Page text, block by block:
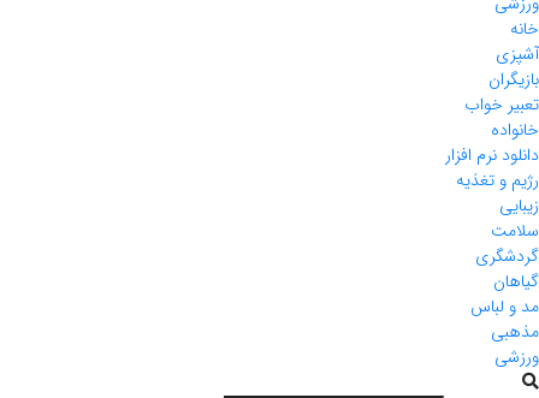
خانه
آشپزی
بازیگران
تعبیر خواب
خانواده
دانلود نرم افزار
رژیم و تغذیه
زیبایی
سلامت
گردشگری
گیاهان
مد و لباس
مذهبی
ورزشی